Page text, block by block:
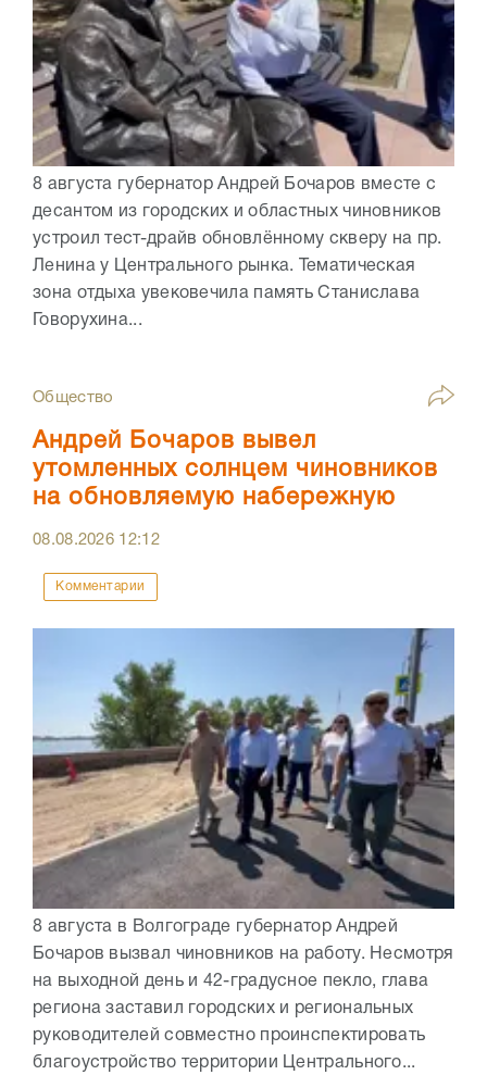
8 августа губернатор Андрей Бочаров вместе с
десантом из городских и областных чиновников
устроил тест-драйв обновлённому скверу на пр.
Ленина у Центрального рынка. Тематическая
зона отдыха увековечила память Станислава
Говорухина...
Общество
Андрей Бочаров вывел
утомленных солнцем чиновников
на обновляемую набережную
08.08.2026 12:12
Комментарии
8 августа в Волгограде губернатор Андрей
Бочаров вызвал чиновников на работу. Несмотря
на выходной день и 42-градусное пекло, глава
региона заставил городских и региональных
руководителей совместно проинспектировать
благоустройство территории Центрального...